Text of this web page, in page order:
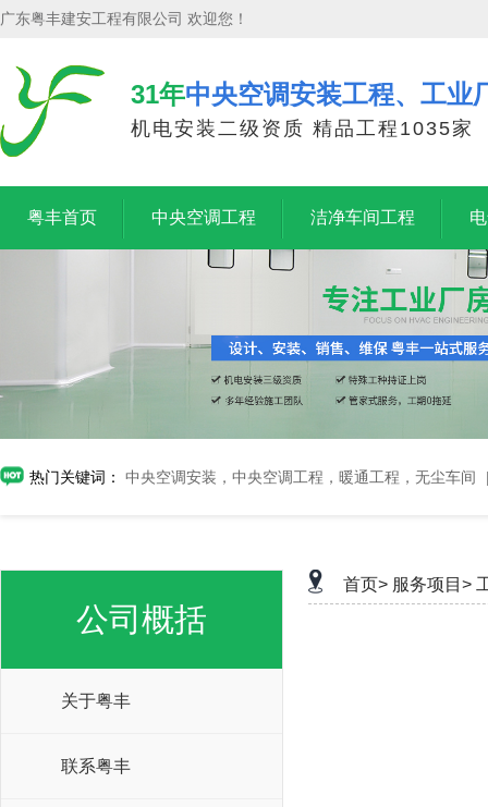
广东粤丰建安工程有限公司 欢迎您！
31年中央空调安装工程、工业
机电安装二级资质 精品工程1035家
粤丰首页 中央空调工程 洁净车间工程
热门关键词： 中央空调安装，中央空调工程，暖通工程，无尘车间
公司概括
关于粤丰
联系粤丰
首页> 服务项目>